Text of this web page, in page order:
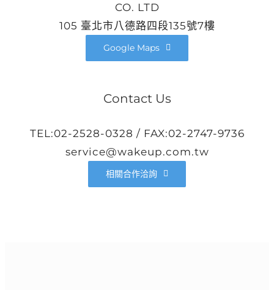
CO. LTD
105 臺北市八德路四段135號7樓
Google Maps
Contact Us
TEL:02-2528-0328 / FAX:02-2747-9736
service@wakeup.com.tw
相關合作洽詢